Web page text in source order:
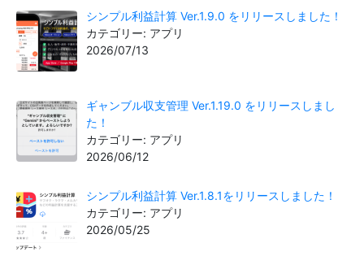
シンプル利益計算 Ver.1.9.0 をリリースしました！
カテゴリー: アプリ
2026/07/13
ギャンブル収支管理 Ver.1.19.0 をリリースしまし
た！
カテゴリー: アプリ
2026/06/12
シンプル利益計算 Ver.1.8.1をリリースしました！
カテゴリー: アプリ
2026/05/25